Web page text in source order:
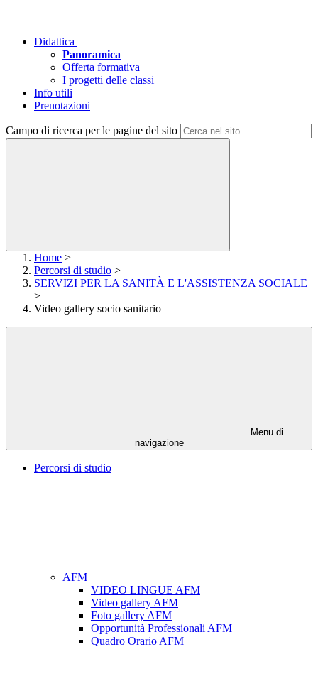
Didattica
Panoramica
Offerta formativa
I progetti delle classi
Info utili
Prenotazioni
Campo di ricerca per le pagine del sito
Home >
Percorsi di studio >
SERVIZI PER LA SANITÀ E L'ASSISTENZA SOCIALE
>
Video gallery socio sanitario
Menu di
navigazione
Percorsi di studio
AFM
VIDEO LINGUE AFM
Video gallery AFM
Foto gallery AFM
Opportunità Professionali AFM
Quadro Orario AFM